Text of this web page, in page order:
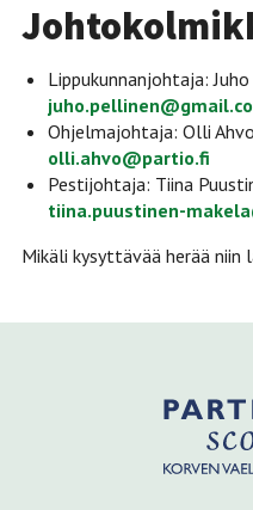
Lippukunnanjohtaja:
Ohjelmajohtaja: Olli
olli.ahvo@partio.fi
Pestijohtaja: Tiina
tiina.puustinen-
Mikäli kysyttävää herää